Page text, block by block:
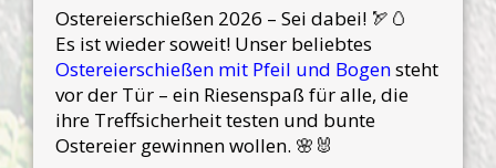
Ostereierschießen 2026 – Sei dabei! 🏹🥚
Es ist wieder soweit! Unser beliebtes
Ostereierschießen mit Pfeil und Bogensteht
vor der Tür – ein Riesenspaß für alle, die
ihre Treffsicherheit testen und bunte
Ostereier gewinnen wollen. 🌸🐰